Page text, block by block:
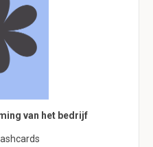
van het bedrijf